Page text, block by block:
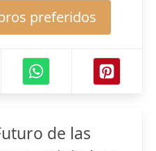
preferidos
de las